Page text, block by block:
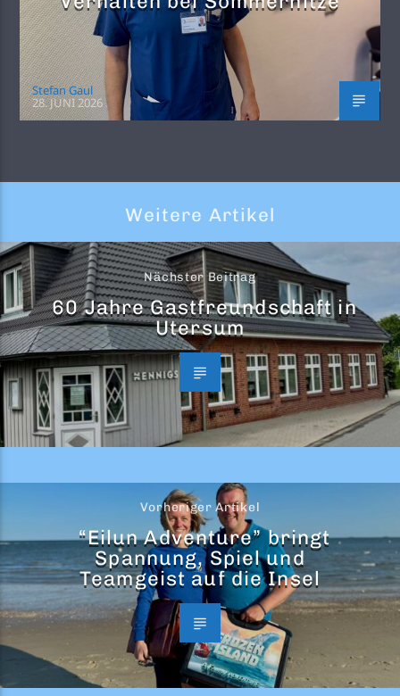
Stefan Gaul
28. JUNI 2026
Weitere Artikel
Nächster Beitrag
60 Jahre Gastfreundschaft in
Utersum
Vorheriger Artikel
“Eilun Adventure” bringt
Spannung, Spiel und
Teamgeist auf die Insel